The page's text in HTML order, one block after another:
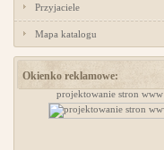
Przyjaciele
Mapa katalogu
Okienko reklamowe:
projektowanie stron www